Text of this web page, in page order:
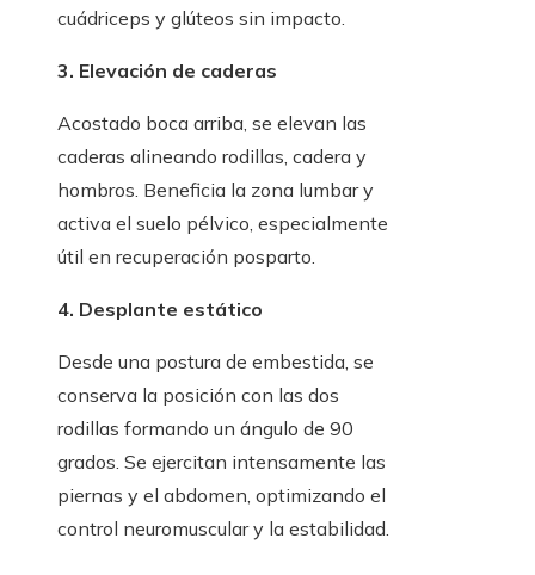
cuádriceps y glúteos sin impacto.
3. Elevación de caderas
Acostado boca arriba, se elevan las
caderas alineando rodillas, cadera y
hombros. Beneficia la zona lumbar y
activa el suelo pélvico, especialmente
útil en recuperación posparto.
4. Desplante estático
Desde una postura de embestida, se
conserva la posición con las dos
rodillas formando un ángulo de 90
grados. Se ejercitan intensamente las
piernas y el abdomen, optimizando el
control neuromuscular y la estabilidad.